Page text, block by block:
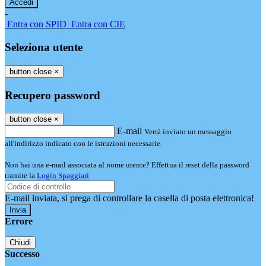
-
Entra con SPID Entra con CIE
Seleziona utente
button close ×
Recupero password
button close ×
E-mail Verrà inviato un messaggio
all'indirizzo indicato con le istruzioni necessarie.
Non hai una e-mail associata al nome utente? Effettua il reset della password
tramite la Login Spaggiari
E-mail inviata, si prega di controllare la casella di posta elettronica!
Errore
Chiudi
Successo